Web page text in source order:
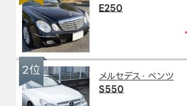
E250
2位
メルセデス・ベンツ
S550